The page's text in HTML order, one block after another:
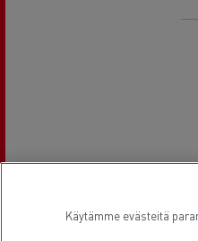
Käytämme evästeitä